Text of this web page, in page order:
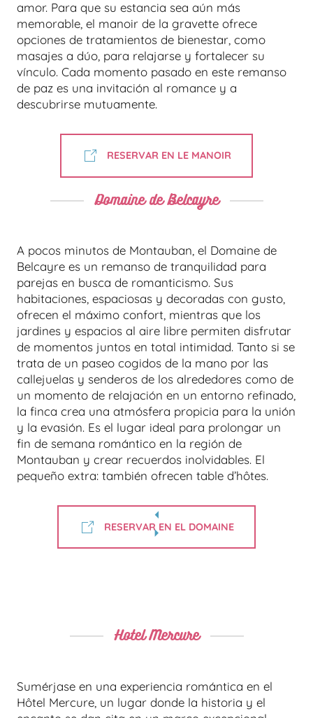
amor. Para que su estancia sea aún más
memorable, el manoir de la gravette ofrece
opciones de tratamientos de bienestar, como
masajes a dúo, para relajarse y fortalecer su
vínculo. Cada momento pasado en este remanso
de paz es una invitación al romance y a
descubrirse mutuamente.
RESERVAR EN LE MANOIR
Domaine de Belcayre
A pocos minutos de Montauban, el Domaine de
Belcayre es un remanso de tranquilidad para
parejas en busca de romanticismo. Sus
habitaciones, espaciosas y decoradas con gusto,
ofrecen el máximo confort, mientras que los
jardines y espacios al aire libre permiten disfrutar
de momentos juntos en total intimidad. Tanto si se
trata de un paseo cogidos de la mano por las
callejuelas y senderos de los alrededores como de
un momento de relajación en un entorno refinado,
la finca crea una atmósfera propicia para la unión
y la evasión. Es el lugar ideal para prolongar un
fin de semana romántico en la región de
Montauban y crear recuerdos inolvidables. El
pequeño extra: también ofrecen table d’hôtes.
RESERVAR EN EL DOMAINE
Hotel Mercure
Sumérjase en una experiencia romántica en el
Hôtel Mercure, un lugar donde la historia y el